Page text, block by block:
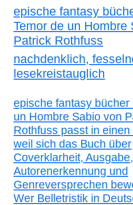
epische fantasy
Temor de un Hombre
Patrick Rothfuss
nachdenklich,
lesekreistauglich
epische fantasy bücher
un Hombre Sabio von
Rothfuss passt in
weil sich das Buch über
Coverklarheit, Ausgabe,
Autorenerkennung und
Genreversprechen
Wer Belletristik in